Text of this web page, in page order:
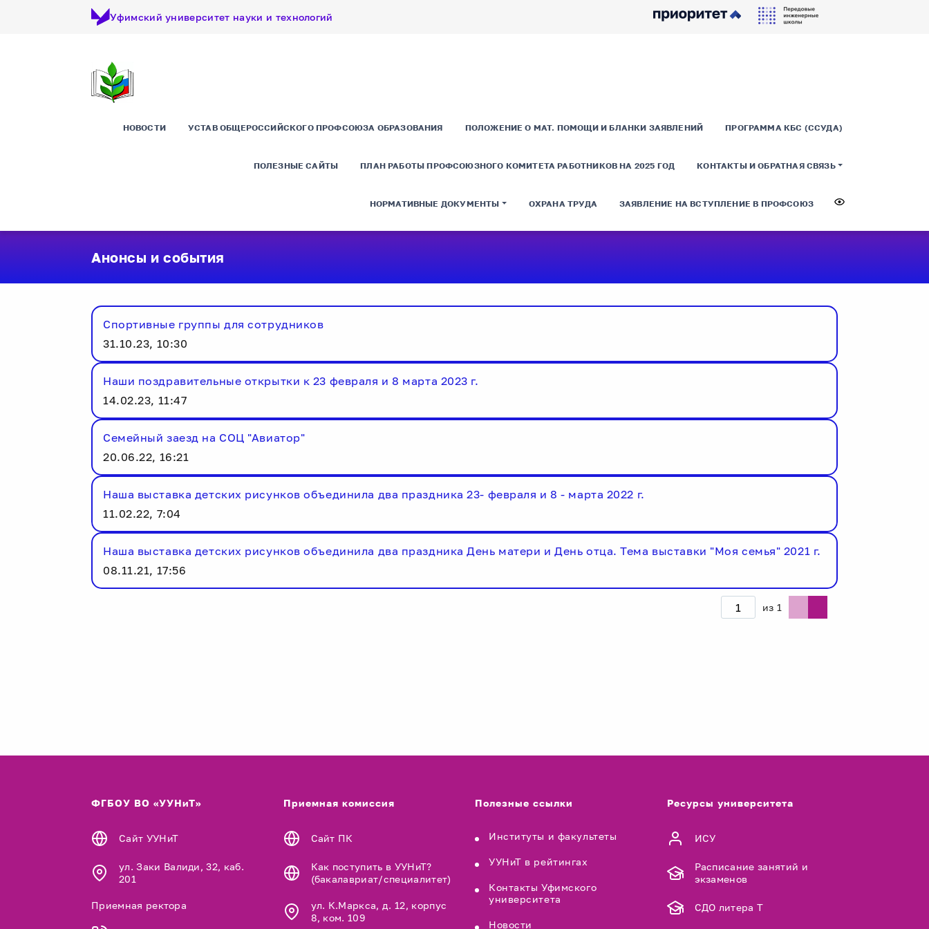
Уфимский университет науки и технологий
НОВОСТИ УСТАВ ОБЩЕРОССИЙСКОГО ПРОФСОЮЗА ОБРАЗОВАНИЯ ПОЛОЖЕНИЕ О МАТ. ПОМОЩИ И БЛАНКИ ЗАЯВЛЕНИЙ ПРОГРАММА КБС (ССУДА)
ПОЛЕЗНЫЕ САЙТЫ ПЛАН РАБОТЫ ПРОФСОЮЗНОГО КОМИТЕТА РАБОТНИКОВ НА 2025 ГОД КОНТАКТЫ И ОБРАТНАЯ СВЯЗЬ
НОРМАТИВНЫЕ ДОКУМЕНТЫ ОХРАНА ТРУДА ЗАЯВЛЕНИЕ НА ВСТУПЛЕНИЕ В ПРОФСОЮЗ
Анонсы и события
Спортивные группы для сотрудников
31.10.23, 10:30
Наши поздравительные открытки к 23 февраля и 8 марта 2023 г.
14.02.23, 11:47
Семейный заезд на СОЦ "Авиатор"
20.06.22, 16:21
Наша выставка детских рисунков объединила два праздника 23- февраля и 8 - марта 2022 г.
11.02.22, 7:04
Наша выставка детских рисунков объединила два праздника День матери и День отца. Тема выставки "Моя семья" 2021 г.
08.11.21, 17:56
из 1
ФГБОУ ВО «УУНиТ»
Сайт УУНиТ
ул. Заки Валиди, 32, каб.
201
Приемная ректора
Приемная комиссия
Сайт ПК
Как поступить в УУНиТ?
(бакалавриат/специалитет)
ул. К.Маркса, д. 12, корпус
8, ком. 109
Полезные ссылки
Институты и факультеты
УУНиТ в рейтингах
Контакты Уфимского
университета
Новости
Ресурсы университета
ИСУ
Расписание занятий и
экзаменов
СДО литера Т